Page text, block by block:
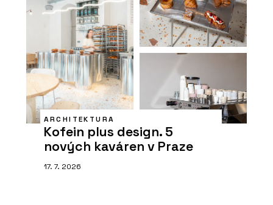
ARCHITEKTURA
Kofein plus design. 5
nových kaváren v Praze
17. 7. 2026